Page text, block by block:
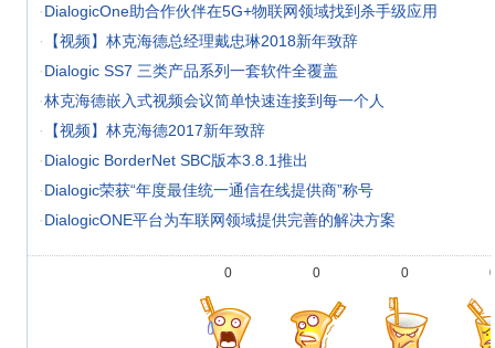
·DialogicOne助合作伙伴在5G+物联网领域找到杀手级应用
·
【视频】林克海德总经理戴忠琳2018新年致辞
·Dialogic SS7 三类产品系列一套软件全覆盖
·林克海德嵌入式视频会议简单快速连接到每一个人
·
【视频】林克海德2017新年致辞
·Dialogic BorderNet SBC版本3.8.1推出
·Dialogic荣获“年度最佳统一通信在线提供商”称号
·DialogicONE平台为车联网领域提供完善的解决方案
0 0 0